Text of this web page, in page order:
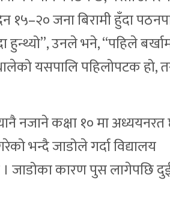
१५–२० जना बिरामी हुँदा
हुन्थ्यो”, उनले भने, “पहिले
यसपालि पहिलोपटक हो,
नजाने कक्षा १० मा अध्ययनरत
भन्दै जाडोले गर्दा विद्यालय
जाडोका कारण पुस लागेपछि